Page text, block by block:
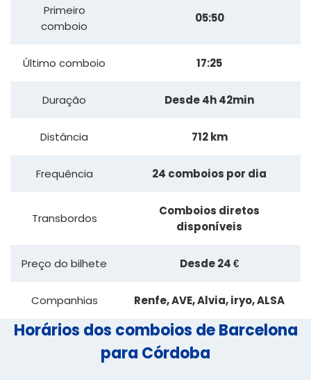
Primeiro
comboio
05:50
Último comboio 17:25
Duração Desde 4h 42min
Distância 712 km
Frequência 24 comboios por dia
Transbordos
Comboios diretos
disponíveis
Preço do bilhete Desde 24 €
Companhias Renfe, AVE, Alvia, iryo, ALSA
Horários dos comboios de Barcelona
para Córdoba